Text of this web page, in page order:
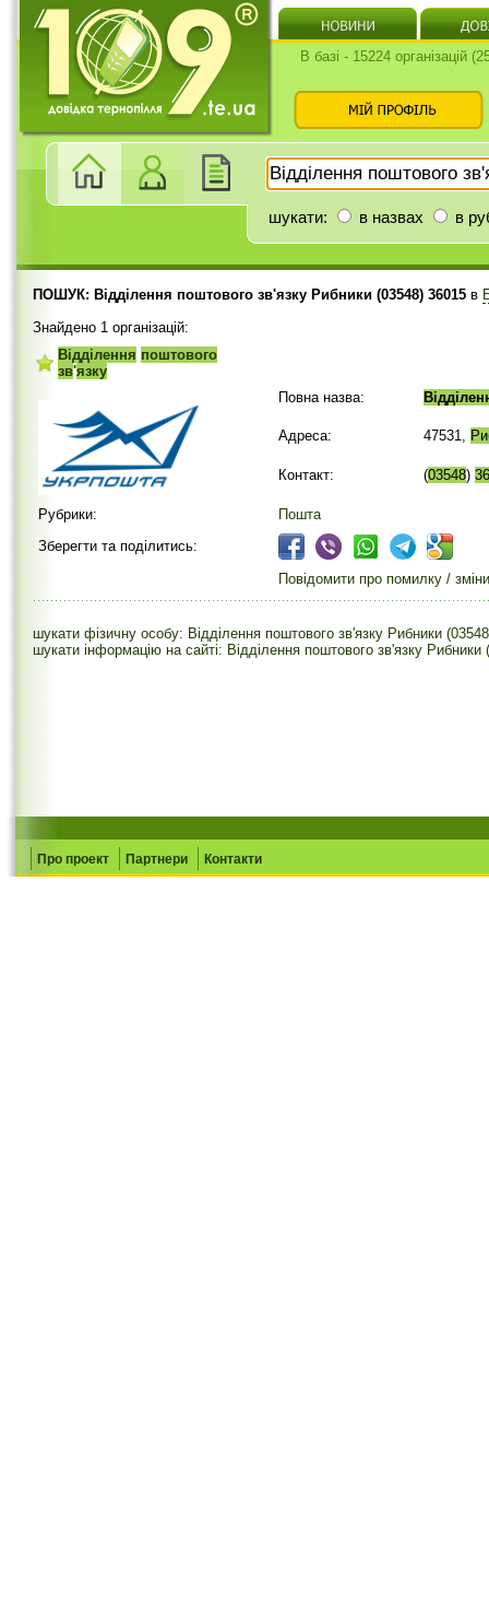
В базі - 15224 організацій
шукати: в назвах в
ПОШУК: Відділення поштового зв'язку Рибники (03548) 36015 в
Знайдено 1 організацій:
Відділення поштового
зв'язку
Повна назва:
Адреса: 47531,
Контакт: (03548)
Рубрики:
Пошта
Зберегти та поділитись:
Повідомити про помилку / зміни
шукати фізичну особу: Відділення поштового зв'язку Рибники
шукати інформацію на сайті: Відділення поштового зв'язку Рибники
Про проект Партнери Контакти